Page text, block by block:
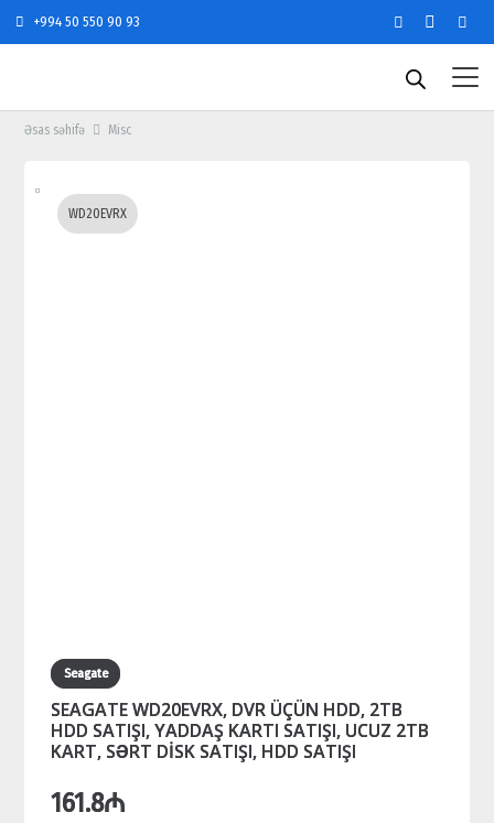
+994 50 550 90 93
Əsas səhifə Misc
WD20EVRX
Seagate
SEAGATE WD20EVRX, DVR ÜÇÜN HDD, 2TB
HDD SATIŞI, YADDAŞ KARTI SATIŞI, UCUZ 2TB
KART, SƏRT DİSK SATIŞI, HDD SATIŞI
161.8₼